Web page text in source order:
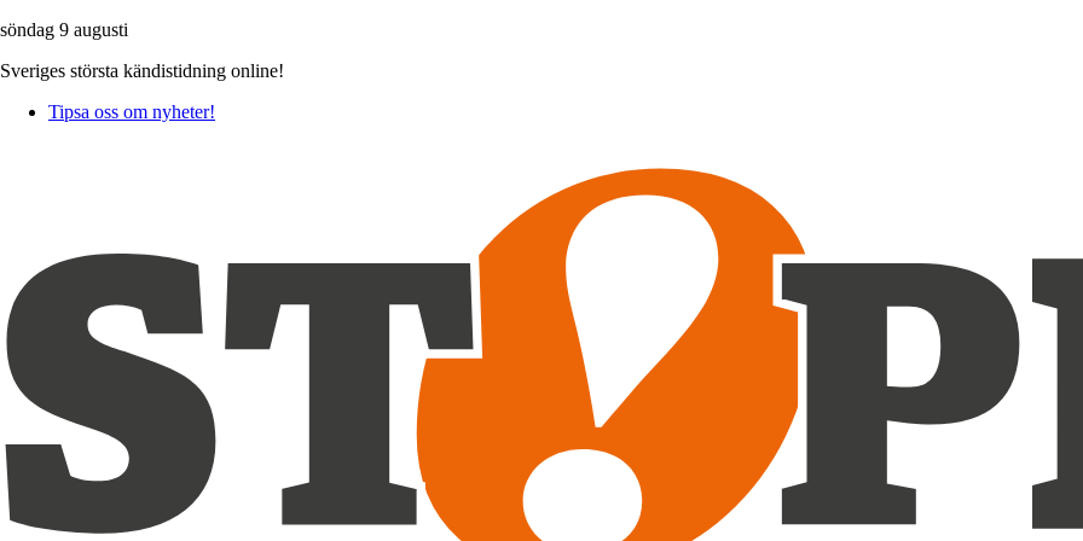
söndag 9 augusti
Sveriges största kändistidning online!
Tipsa oss om nyheter!